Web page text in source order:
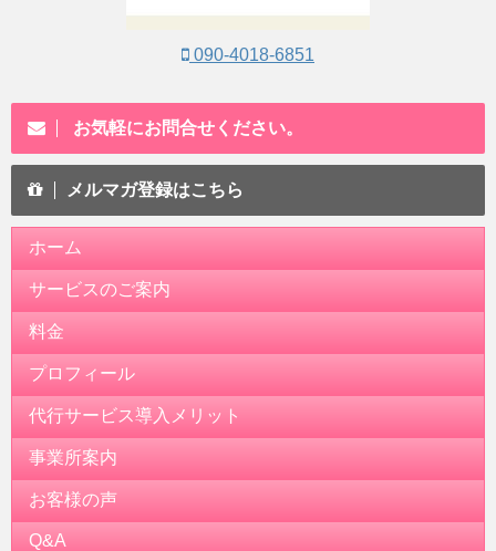
090-4018-6851
お気軽にお問合せください。
メルマガ登録はこちら
ホーム
サービスのご案内
料金
プロフィール
代行サービス導入メリット
事業所案内
お客様の声
Q&A